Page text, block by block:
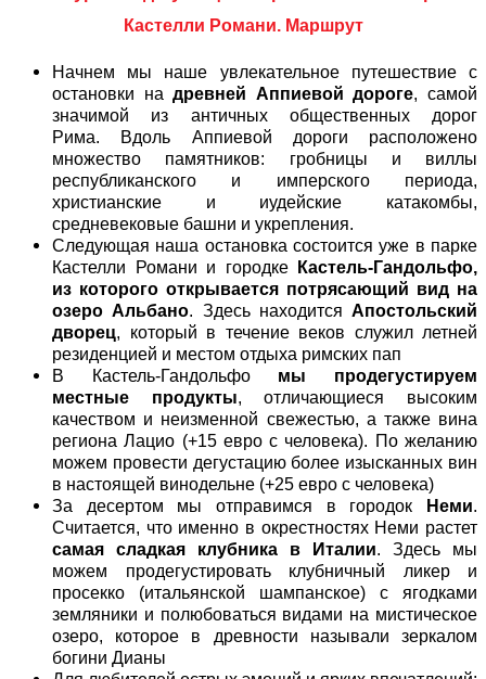
Кастелли Романи. Маршрут
Начнем мы наше увлекательное путешествие с
остановки надревней Аппиевой дороге, самой
значимой из античных общественных дорог
Рима. Вдоль Аппиевой дороги расположено
множество памятников: гробницы и виллы
республиканского и имперского периода,
христианские и иудейские катакомбы,
средневековые башни и укрепления.
Следующая наша остановка состоится уже в парке
Кастелли Романи и городке
Кастель-Гандольфо,
из которого открывается потрясающий вид на
озеро Альбано. Здесь находится Апостольский
дворец, который в течение веков служил летней
резиденцией и местом отдыха римских пап
В Кастель-Гандольфо мы продегустируем
местные продукты, отличающиеся высоким
качеством и неизменной свежестью, а также вина
региона Лацио (+15 евро с человека). По желанию
можем провести дегустацию более изысканных вин
в настоящей винодельне (+25 евро с человека)
За десертом мы отправимся в городок
Неми.
Считается, что именно в окрестностях Неми растет
самая сладкая клубника в Италии. Здесь мы
можем продегустировать клубничный ликер и
просекко (итальянской шампанское) с ягодками
земляники и полюбоваться видами на мистическое
озеро, которое в древности называли зеркалом
богини Дианы